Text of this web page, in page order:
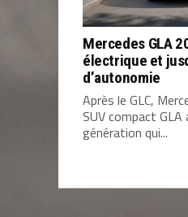
Mercedes GLA
électrique et
d’autonomie
Après le GLC,
SUV compact GLA
génération qui...